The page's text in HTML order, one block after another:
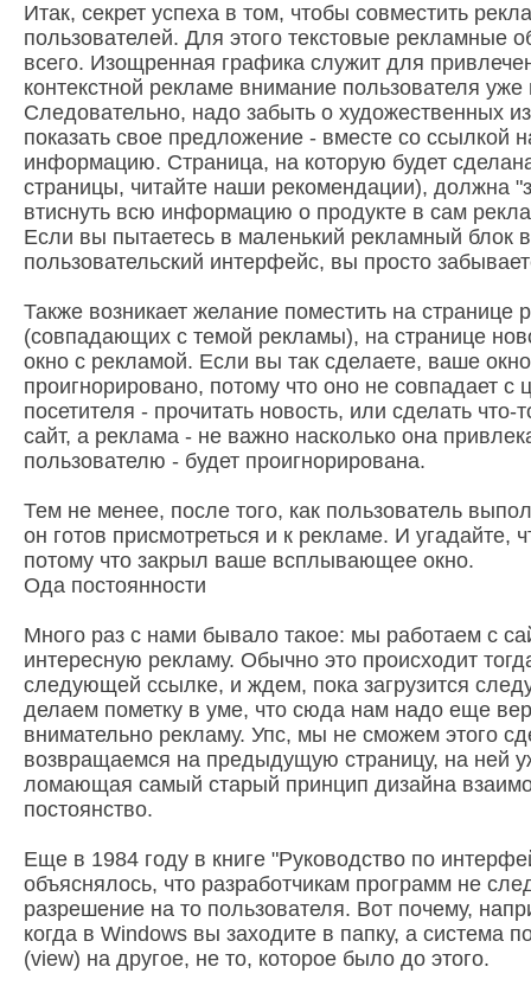
Итак, секрет успеха в том, чтобы совместить
пользователей. Для этого текстовые рекламные
всего. Изощренная графика служит для
контекстной рекламе внимание пользователя уже
Следовательно, надо забыть о художественных
показать свое предложение - вместе со ссылкой
информацию. Страница, на которую будет
страницы, читайте наши рекомендации), должна
втиснуть всю информацию о продукте в сам
Если вы пытаетесь в маленький рекламный блок
пользовательский интерфейс, вы просто
Также возникает желание поместить на странице
(совпадающих с темой рекламы), на странице
окно с рекламой. Если вы так сделаете, ваше
проигнорировано, потому что оно не совпадает с
посетителя - прочитать новость, или сделать
сайт, а реклама - не важно насколько она
пользователю - будет проигнорирована.
Тем не менее, после того, как пользователь
он готов присмотреться и к рекламе. И угадайте,
потому что закрыл ваше всплывающее окно.
Ода постоянности
Много раз с нами бывало такое: мы работаем с
интересную рекламу. Обычно это происходит
следующей ссылке, и ждем, пока загрузится
делаем пометку в уме, что сюда нам надо еще
внимательно рекламу. Упс, мы не сможем этого
возвращаемся на предыдущую страницу, на ней
ломающая самый старый принцип дизайна
постоянство.
Еще в 1984 году в книге "Руководство по
объяснялось, что разработчикам программ не
разрешение на то пользователя. Вот почему,
когда в Windows вы заходите в папку, а система
(view) на другое, не то, которое было до этого.